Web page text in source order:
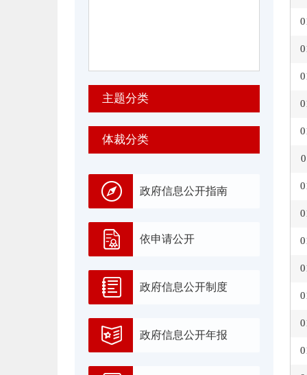
主题分类
体裁分类
政府信息公开指南
依申请公开
政府信息公开制度
政府信息公开年报